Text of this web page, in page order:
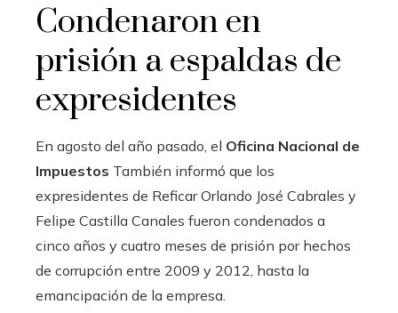
Condenaron en
prisión a espaldas de
expresidentes
En agosto del año pasado, el Oficina Nacional de
Impuestos También informó que los
expresidentes de Reficar Orlando José Cabrales y
Felipe Castilla Canales fueron condenados a
cinco años y cuatro meses de prisión por hechos
de corrupción entre 2009 y 2012, hasta la
emancipación de la empresa.